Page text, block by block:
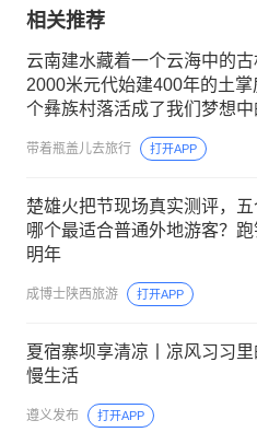
相关推荐
云南建水藏着一个云海中的
2000米元代始建400年的土掌
个彝族村落活成了我们梦想中
带着瓶盖儿去旅行 打开APP
楚雄火把节现场真实测评，
哪个最适合普通外地游客？
明年
成博士陕西旅游 打开APP
夏宿寨坝享清凉丨凉风习习里
慢生活
遵义发布 打开APP